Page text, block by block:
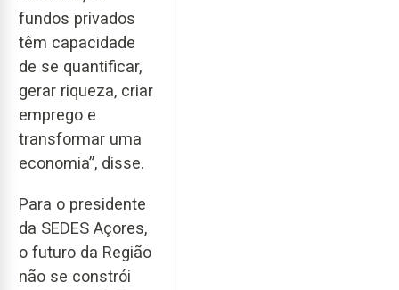
fundos privados
têm capacidade
de se quantificar,
gerar riqueza, criar
emprego e
transformar uma
economia”, disse.
Para o presidente
da SEDES Açores,
o futuro da Região
não se constrói